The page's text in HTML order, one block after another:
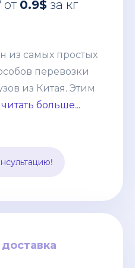
от 0.9$ за кг
из самых простых
перевозки
из Китая. Этим
читать больше...
мы возим от
грузов 100-200кг
Развитая
позволяет без
транспорта.